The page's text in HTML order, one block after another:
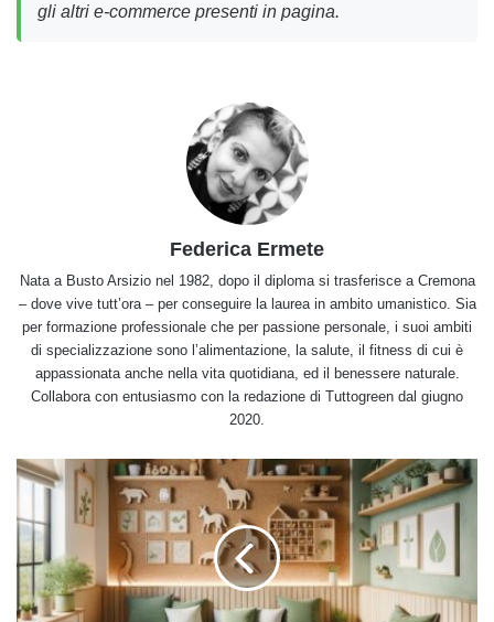
gli altri e-commerce presenti in pagina.
Federica Ermete
Nata a Busto Arsizio nel 1982, dopo il diploma si trasferisce a Cremona
– dove vive tutt’ora – per conseguire la laurea in ambito umanistico. Sia
per formazione professionale che per passione personale, i suoi ambiti
di specializzazione sono l’alimentazione, la salute, il fitness di cui è
appassionata anche nella vita quotidiana, ed il benessere naturale.
Collabora con entusiasmo con la redazione di Tuttogreen dal giugno
2020.
Alcuni
trucchi
per
rendere
più
eco-
friendly